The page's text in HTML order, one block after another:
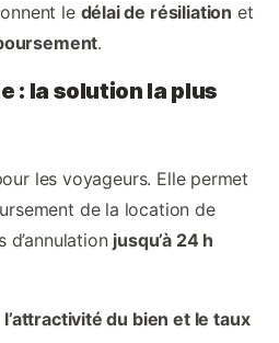
le délai de résiliation et
.
: la solution la plus
les voyageurs. Elle permet
de la location de
d’annulation jusqu’à 24 h
du bien et le taux